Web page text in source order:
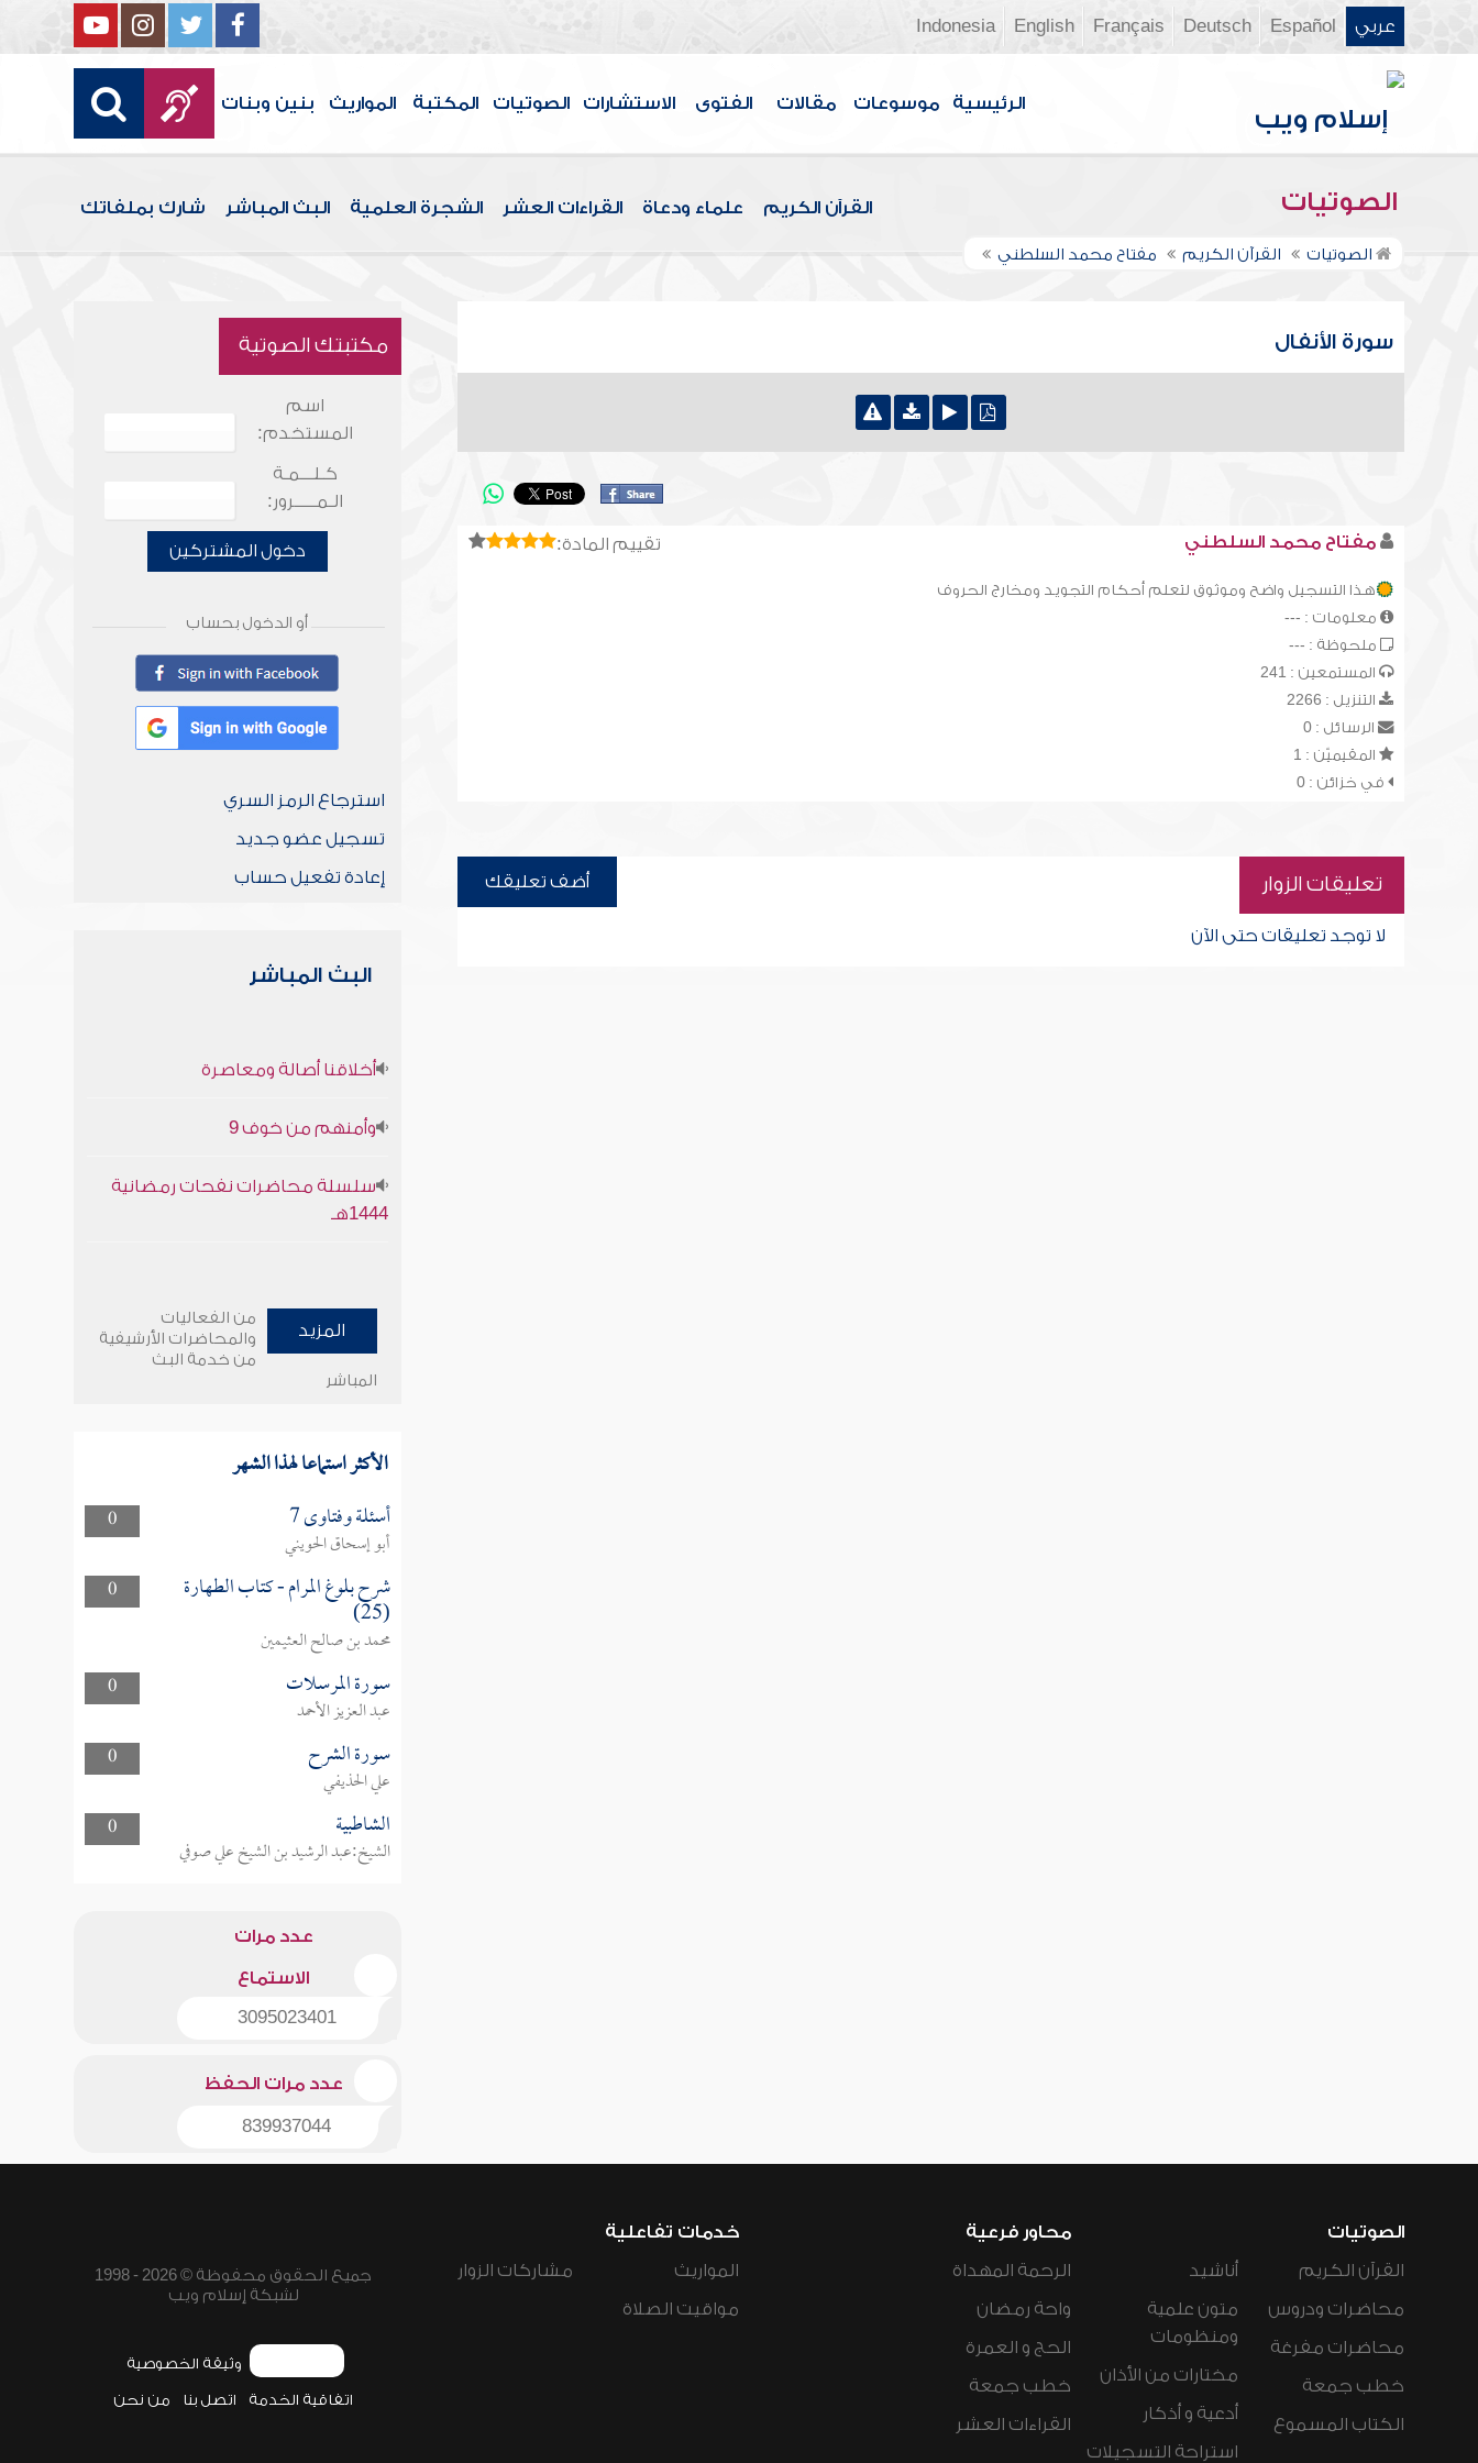
عربي Español
Deutsch
Français
English
Indonesia
الرئيسية موسوعات مقالات الفتوى الاستشارات الصوتيات المكتبة المواريث بنين وبنات
الصوتيات القرآن الكريم علماء ودعاة القراءات العشر الشجرة العلمية البث المباشر شارك بملفاتك
الصوتيات القرآن الكريم مفتاح محمد السلطني
سورة الأنفال
تقييم المادة: مفتاح محمد السلطني
هذا التسجيل واضح وموثوق لتعلم أحكام التجويد ومخارج الحروف
معلومات : ---
ملحوظة : ---
المستمعين : 241
التنزيل : 2266
الرسائل : 0
المقيميّن : 1
في خزائن : 0
تعليقات الزوار أضف تعليقك
لا توجد تعليقات حتى الآن
مكتبتك الصوتية
اسم
المستخدم:
كـلـــمـة
الـمـــــرور:
دخول المشتركين
أو الدخول بحساب
استرجاع الرمز السري
تسجيل عضو جديد
إعادة تفعيل حساب
البث المباشر
أخلاقنا أصالة ومعاصرة
وأمنهم من خوف 9
سلسلة محاضرات نفحات رمضانية
1444هـ
المزيد
من الفعاليات
والمحاضرات الأرشيفية
من خدمة البث
المباشر
الأكثر استماعا لهذا الشهر
0 أسئلة وفتاوى 7
أبو إسحاق الحويني
0
شرح بلوغ المرام - كتاب الطهارة
(25)
محمد بن صالح العثيمين
0
سورة المرسلات
عبد العزيز الأحمد
0
سورة الشرح
علي الحذيفي
0
الشاطبية
الشيخ:عبد الرشيد بن الشيخ علي صوفي
عدد مرات
الاستماع
3095023401
عدد مرات الحفظ
839937044
الصوتيات
القرآن الكريم
محاضرات ودروس
محاضرات مفرغة
خطب جمعة
الكتاب المسموع
أناشيد
متون علمية
ومنظومات
مختارات من الأذان
أدعية و أذكار
استراحة التسجيلات
محاور فرعية
الرحمة المهداة
واحة رمضان
الحج و العمرة
خطب جمعة
القراءات العشر
خدمات تفاعلية
المواريث
مواقيت الصلاة
مشاركات الزوار
جميع الحقوق محفوظة © 2026 - 1998
لشبكة إسلام ويب
وثيقة الخصوصية
اتفاقية الخدمة اتصل بنا من نحن